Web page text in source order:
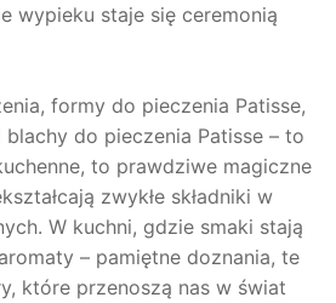
wypieku staje się ceremonią
formy do pieczenia Patisse,
do pieczenia Patisse – to
to prawdziwe magiczne
zwykłe składniki w
W kuchni, gdzie smaki stają
– pamiętne doznania, te
które przenoszą nas w świat